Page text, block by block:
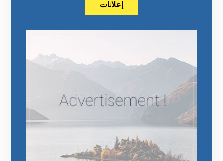
إعلانات